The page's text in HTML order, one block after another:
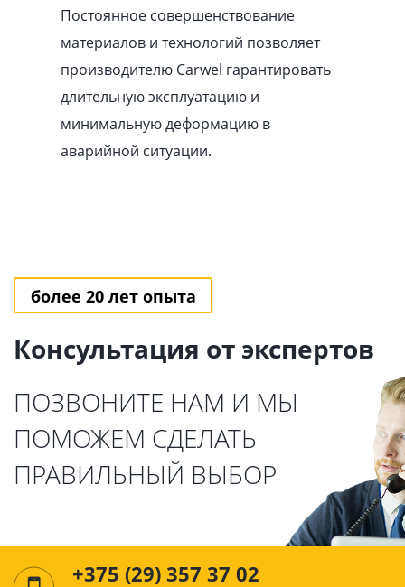
Постоянное совершенствование
материалов и технологий позволяет
производителю Carwel гарантировать
длительную эксплуатацию и
минимальную деформацию в
аварийной ситуации.
более 20 лет опыта
Консультация от экспертов
ПОЗВОНИТЕ НАМ И МЫ
ПОМОЖЕМ СДЕЛАТЬ
ПРАВИЛЬНЫЙ ВЫБОР
+375 (29) 357 37 02